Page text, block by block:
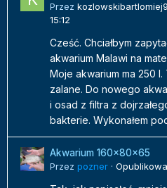
Przez
15:12
Cześć. Chciałbym
akwarium Malawi na
Moje akwarium ma 250 l.
zalane. Do nowego
i osad z filtra z
bakterie. Wykonałem
Akwarium 160x80x65
Przez pozner ·